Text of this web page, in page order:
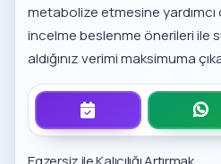
metabolize etmesine yardımcı
incelme beslenme önerileriile
aldığınız verimi maksimuma